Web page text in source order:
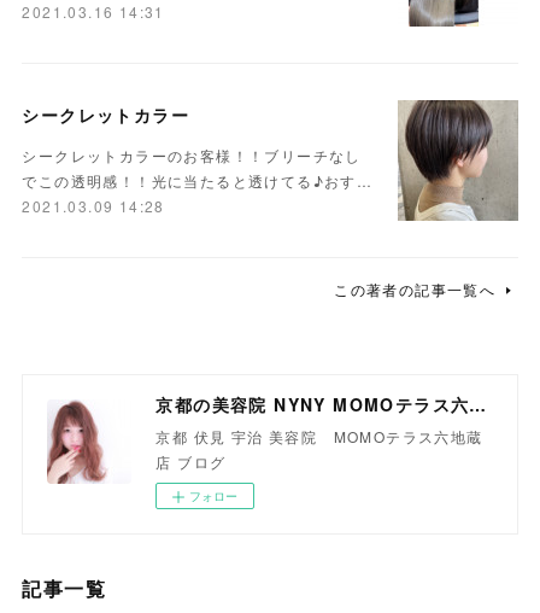
2021.03.16 14:31
シークレットカラー
シークレットカラーのお客様！！ブリーチなし
でこの透明感！！光に当たると透けてる♪おす…
2021.03.09 14:28
この著者の記事一覧へ
京都の美容院 NYNY MOMOテラス六地蔵店
京都 伏見 宇治 美容院 MOMOテラス六地蔵
店 ブログ
フォロー
記事一覧